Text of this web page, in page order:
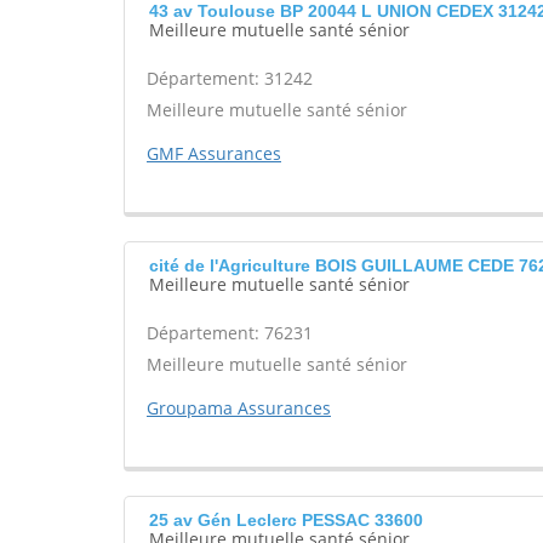
43 av Toulouse BP 20044 L UNION CEDEX
Meilleure mutuelle santé sénior
Département: 31242
Meilleure mutuelle santé sénior
GMF Assurances
cité de l'Agriculture BOIS GUILLAUME CEDE
Meilleure mutuelle santé sénior
Département: 76231
Meilleure mutuelle santé sénior
Groupama Assurances
25 av Gén Leclerc PESSAC 33600